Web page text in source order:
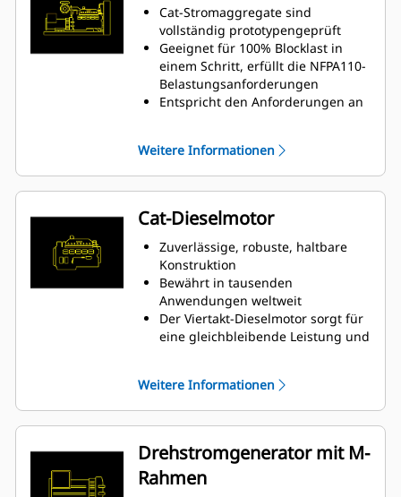
Cat-Stromaggregate sind
vollständig prototypengeprüft
Geeignet für 100% Blocklast in
einem Schritt, erfüllt die NFPA110-
Belastungsanforderungen
Entspricht den Anforderungen an
ISO8528-5
Weitere Informationen
Cat-Dieselmotor
Zuverlässige, robuste, haltbare
Konstruktion
Bewährt in tausenden
Anwendungen weltweit
Der Viertakt-Dieselmotor sorgt für
eine gleichbleibende Leistung und
Kraftstoffverbrauch
Weitere Informationen
Drehstromgenerator mit M-
Rahmen